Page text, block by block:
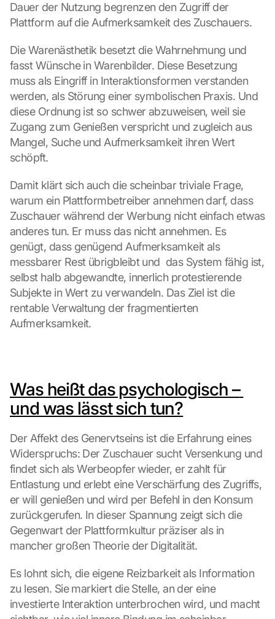
Dauer der Nutzung begrenzen den Zugriff der
Plattform auf die Aufmerksamkeit des Zuschauers.
Die Warenästhetik besetzt die Wahrnehmung und
fasst Wünsche in Warenbilder. Diese Besetzung
muss als Eingriff in Interaktionsformen verstanden
werden, als Störung einer symbolischen Praxis. Und
diese Ordnung ist so schwer abzuweisen, weil sie
Zugang zum Genießen verspricht und zugleich aus
Mangel, Suche und Aufmerksamkeit ihren Wert
schöpft.
Damit klärt sich auch die scheinbar triviale Frage,
warum ein Plattformbetreiber annehmen darf, dass
Zuschauer während der Werbung nicht einfach etwas
anderes tun. Er muss das nicht annehmen. Es
genügt, dass genügend Aufmerksamkeit als
messbarer Rest übrigbleibt und  das System fähig ist,
selbst halb abgewandte, innerlich protestierende
Subjekte in Wert zu verwandeln. Das Ziel ist die
rentable Verwaltung der fragmentierten
Aufmerksamkeit.
Was heißt das psychologisch –
und was lässt sich tun?
Der Affekt des Genervtseins ist die Erfahrung eines
Widerspruchs: Der Zuschauer sucht Versenkung und
findet sich als Werbeopfer wieder, er zahlt für
Entlastung und erlebt eine Verschärfung des Zugriffs,
er will genießen und wird per Befehl in den Konsum
zurückgerufen. In dieser Spannung zeigt sich die
Gegenwart der Plattformkultur präziser als in
mancher großen Theorie der Digitalität.
Es lohnt sich, die eigene Reizbarkeit als Information
zu lesen. Sie markiert die Stelle, an der eine
investierte Interaktion unterbrochen wird, und macht
d
G
o
l
e
M
a
p
:
B
c
l
i
c